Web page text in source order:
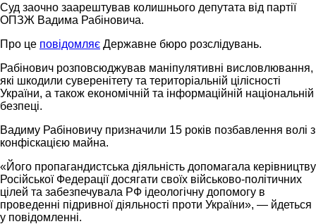
Суд заочно заарештував колишнього депутата від партії
ОПЗЖ Вадима Рабіновича.
Про це повідомляє Державне бюро розслідувань.
Рабінович розповсюджував маніпулятивні висловлювання,
які шкодили суверенітету та територіальній цілісності
України, а також економічній та інформаційній національній
безпеці.
Вадиму Рабіновичу призначили 15 років позбавлення волі з
конфіскацією майна.
«Його пропагандистська діяльність допомагала керівництву
Російської Федерації досягати своїх військово-політичних
цілей та забезпечувала РФ ідеологічну допомогу в
проведенні підривної діяльності проти України», — йдеться
у повідомленні.